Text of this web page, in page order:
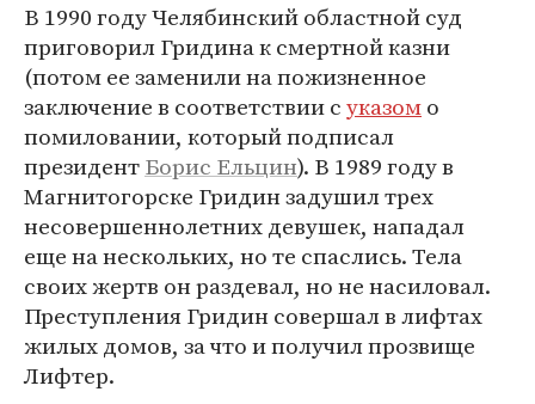
В 1990 году Челябинский областной суд
приговорил Гридина к смертной казни
(потом ее заменили на пожизненное
заключение в соответствии суказомо
помиловании, который подписал
президентБорис Ельцин). В 1989 году в
Магнитогорске Гридин задушил трех
несовершеннолетних девушек, нападал
еще на нескольких, но те спаслись. Тела
своих жертв он раздевал, но не насиловал.
Преступления Гридин совершал в лифтах
жилых домов, за что и получил прозвище
Лифтер.